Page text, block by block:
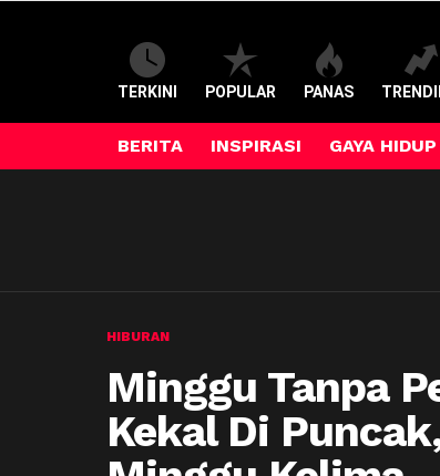
TERKINI POPULAR PANAS
BERITA INSPIRASI GAYA HIDUP
HIBURAN
Minggu Tanpa
Kekal Di